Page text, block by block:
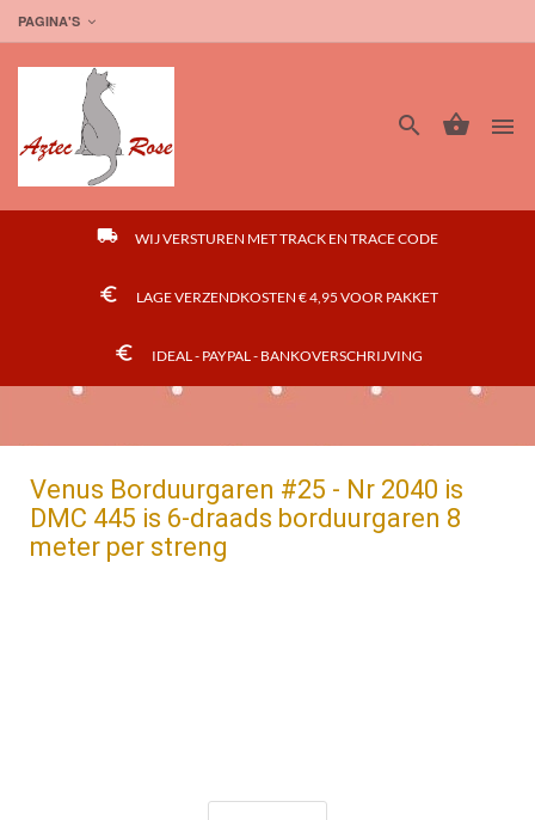
PAGINA'S



local_shipping WIJ VERSTUREN MET TRACK EN TRACE CODE
euro_symbol LAGE VERZENDKOSTEN € 4,95 VOOR PAKKET
euro_symbol IDEAL - PAYPAL - BANKOVERSCHRIJVING
Venus Borduurgaren #25 - Nr 2040 is
DMC 445 is 6-draads borduurgaren 8
meter per streng